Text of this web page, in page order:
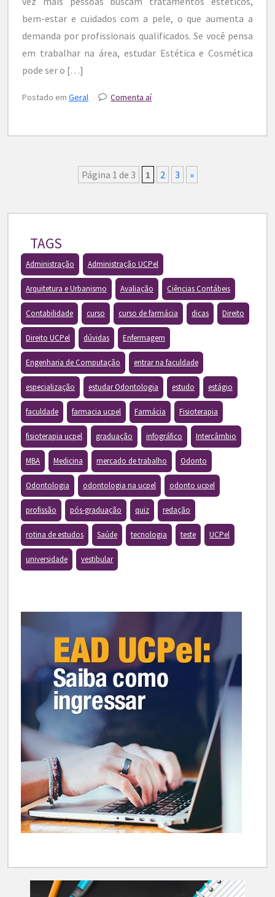
bem-estar e cuidados com a pele, o que aumenta a
demanda por profissionais qualificados. Se você pensa
em trabalhar na área, estudar Estética e Cosmética
pode ser o […]
Postado em Geral Comenta aí
Página 1 de 3 1 2 3 »
TAGS
Administração Administração UCPel
Arquitetura e Urbanismo Avaliação Ciências Contábeis
Contabilidade curso curso de farmácia dicas Direito
Direito UCPel dúvidas Enfermagem
Engenharia de Computação entrar na faculdade
especialização estudar Odontologia estudo estágio
faculdade farmacia ucpel Farmácia Fisioterapia
fisioterapia ucpel graduação infográfico Intercâmbio
MBA Medicina mercado de trabalho Odonto
Odontologia odontologia na ucpel odonto ucpel
profissão pós-graduação quiz redação
rotina de estudos Saúde tecnologia teste UCPel
universidade vestibular